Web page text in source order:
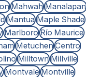
Mahwah Manalapan
Mantua Maple Shade
Marlboro Río Maurice
Metuchen Centro
Milltown Millville
Montvale Montville